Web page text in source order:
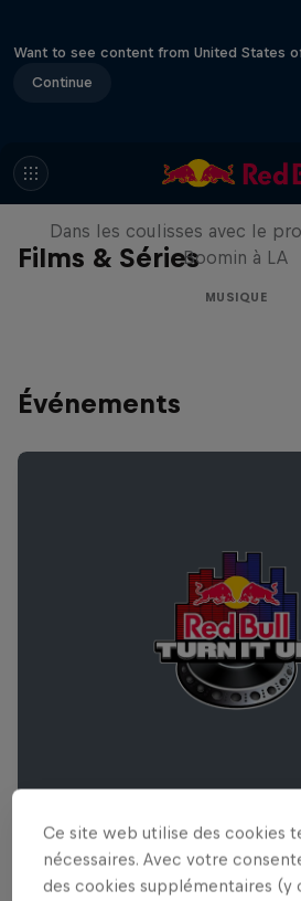
Want to see content from United States
Continue
Films & Séries
Le Making of
Symphonic avec
Dans les coulisses avec le
Boomin à LA
MUSIQUE
Événements
Red Bull Turn It Up
9 Août 2026
Ce site web utilise des cookies
nécessaires. Avec votre
des cookies supplémentaires (y